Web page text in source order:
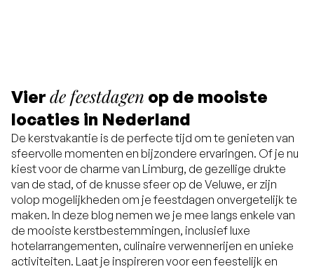
Vier de feestdagen op de mooiste
locaties in Nederland
De kerstvakantie is de perfecte tijd om te genieten van
sfeervolle momenten en bijzondere ervaringen. Of je nu
kiest voor de charme van Limburg, de gezellige drukte
van de stad, of de knusse sfeer op de Veluwe, er zijn
volop mogelijkheden om je feestdagen onvergetelijk te
maken. In deze blog nemen we je mee langs enkele van
de mooiste kerstbestemmingen, inclusief luxe
hotelarrangementen, culinaire verwennerijen en unieke
activiteiten. Laat je inspireren voor een feestelijk en